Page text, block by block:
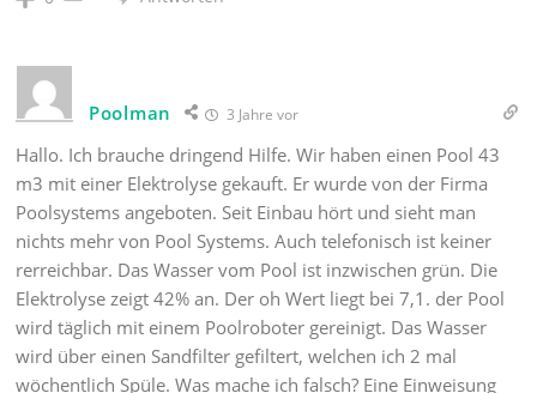
Poolman 3 Jahre vor
Hallo. Ich brauche dringend Hilfe. Wir haben einen Pool 43
m3 mit einer Elektrolyse gekauft. Er wurde von der Firma
Poolsystems angeboten. Seit Einbau hört und sieht man
nichts mehr von Pool Systems. Auch telefonisch ist keiner
rerreichbar. Das Wasser vom Pool ist inzwischen grün. Die
Elektrolyse zeigt 42% an. Der oh Wert liegt bei 7,1. der Pool
wird täglich mit einem Poolroboter gereinigt. Das Wasser
wird über einen Sandfilter gefiltert, welchen ich 2 mal
wöchentlich Spüle. Was mache ich falsch? Eine Einweisung